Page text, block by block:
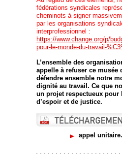
fédérations syndicales
cheminots à signer
par les organisations
interprofessionnel :
https://www.change.org/p/
pour-le-monde-du-travail-
L’ensemble des
appelle à refuser ce musée
défendre ensemble notre
dignité au travail. Ce que
un projet respectueux pour
d’espoir et de justice.
appel